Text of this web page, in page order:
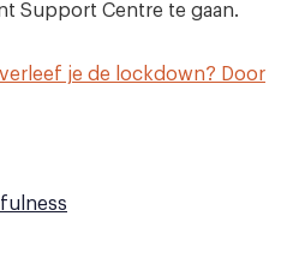
Support Centre te gaan.
je de lockdown? Door